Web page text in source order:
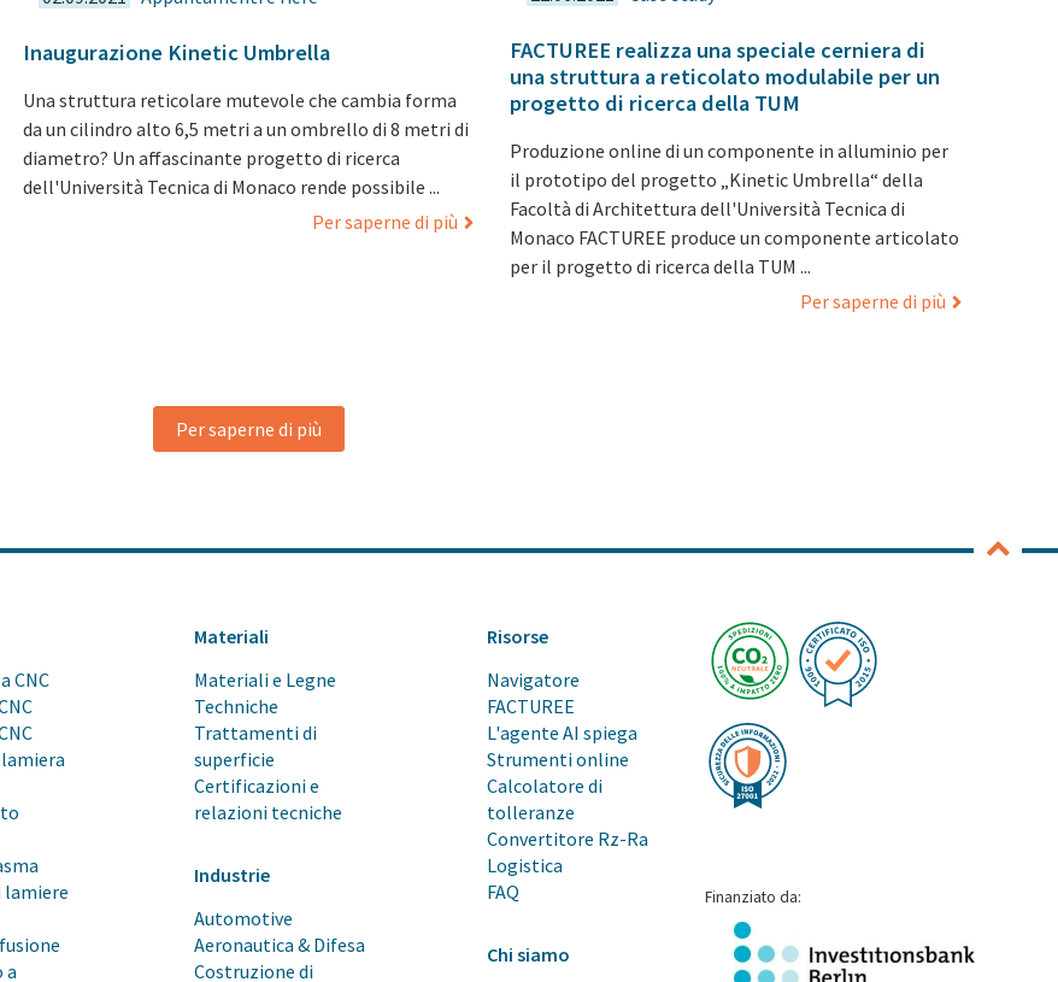
Inaugurazione Kinetic Umbrella
Una struttura reticolare mutevole che cambia forma
da un cilindro alto 6,5 metri a un ombrello di 8 metri di
diametro? Un affascinante progetto di ricerca
dell'Università Tecnica di Monaco rende possibile ...
Per saperne di più
FACTUREE realizza una speciale cerniera di
una struttura a reticolato modulabile per un
progetto di ricerca della TUM
Produzione online di un componente in alluminio per
il prototipo del progetto „Kinetic Umbrella“ della
Facoltà di Architettura dell'Università Tecnica di
Monaco FACTUREE produce un componente articolato
per il progetto di ricerca della TUM ...
Per saperne di più
Per saperne di più
CNC
lamiere
a
Materiali
Materiali e Legne
Techniche
Trattamenti di
superficie
Certificazioni e
relazioni tecniche
Industrie
Automotive
Aeronautica & Difesa
Costruzione di
Risorse
Navigatore
FACTUREE
L'agente AI spiega
Strumenti online
Calcolatore di
tolleranze
Convertitore Rz-Ra
Logistica
FAQ
Chi siamo
Finanziato da: